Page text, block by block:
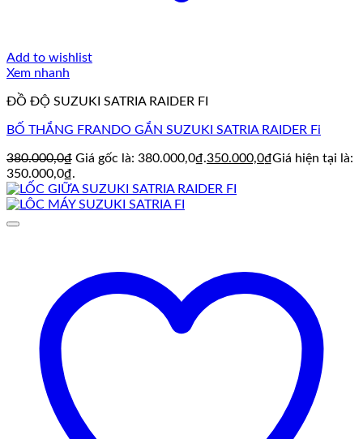
Add to wishlist
Xem nhanh
ĐỒ ĐỘ SUZUKI SATRIA RAIDER FI
BỐ THẮNG FRANDO GẮN SUZUKI SATRIA RAIDER Fi
380.000,0₫ Giá gốc là: 380.000,0₫.350.000,0₫Giá hiện tại là:
350.000,0₫.